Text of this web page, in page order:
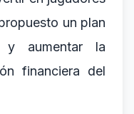
un plan
aumentar la
financiera del